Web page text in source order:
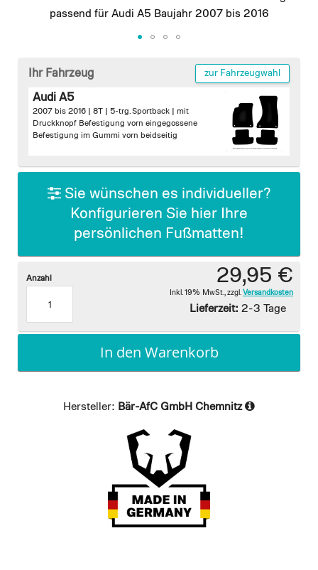
passend für Audi A5 Baujahr 2007 bis 2016
beginning
gallery
Ihr Fahrzeug zur Fahrzeugwahl
Audi A5
2007 bis 2016 | 8T | 5-trg. Sportback | mit
Druckknopf Befestigung vorn eingegossene
Befestigung im Gummi vorn beidseitig
Sie wünschen es individueller?
Konfigurieren Sie hier Ihre
persönlichen Fußmatten!
29,95 €
Inkl. 19% MwSt. zzgl. Versandkosten
Lieferzeit: 2-3 Tage
Anzahl
In den Warenkorb
Hersteller: Bär-AfC GmbH Chemnitz